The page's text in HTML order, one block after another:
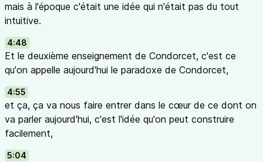
mais à l'époque c'était une idée qui n'était pas du tout
intuitive.
4:48
Et le deuxième enseignement de Condorcet, c'est ce
qu'on appelle aujourd'hui le paradoxe de Condorcet,
4:55
et ça, ça va nous faire entrer dans le cœur de ce dont on
va parler aujourd'hui, c'est l'idée qu'on peut construire
facilement,
5:04